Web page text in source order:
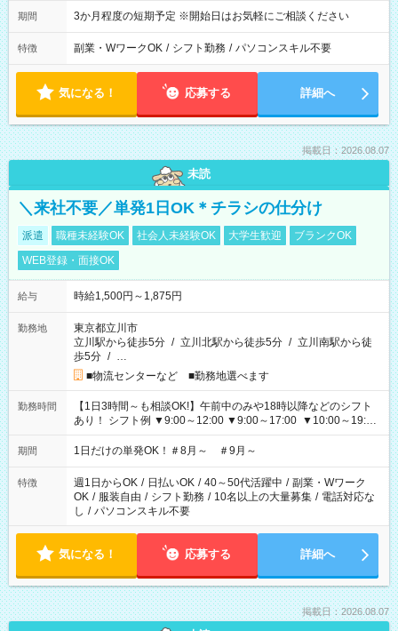
期間 3か月程度の短期予定 ※開始日はお気軽にご相談ください
特徴 副業・WワークOK / シフト勤務 / パソコンスキル不要
気になる！ 応募する 詳細へ
掲載日：2026.08.07
未読
＼来社不要／単発1日OK＊チラシの仕分け
派遣 職種未経験OK 社会人未経験OK 大学生歓迎
ブランクOK
WEB登録・面接OK
給与 時給1,500円～1,875円
勤務地
東京都立川市
立川駅から徒歩5分 / 立川北駅から徒歩5分 / 立川南駅から徒
歩5分 / …
■物流センターなど ■勤務地選べます
勤務時間
【1日3時間～も相談OK!】午前中のみや18時以降などのシフト
あり！ シフト例 ▼9:00～12:00 ▼9:00～17:00 ▼10:00～19:00
▼18:00～21:00
期間 1日だけの単発OK！＃8月～ ＃9月～
特徴 週1日からOK / 日払いOK / 40～50代活躍中 / 副業・Wワーク
OK / 服装自由 / シフト勤務 / 10名以上の大量募集 / 電話対応な
し / パソコンスキル不要
気になる！ 応募する 詳細へ
掲載日：2026.08.07